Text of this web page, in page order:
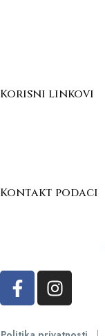
Korisni linkovi
Kontakt podaci